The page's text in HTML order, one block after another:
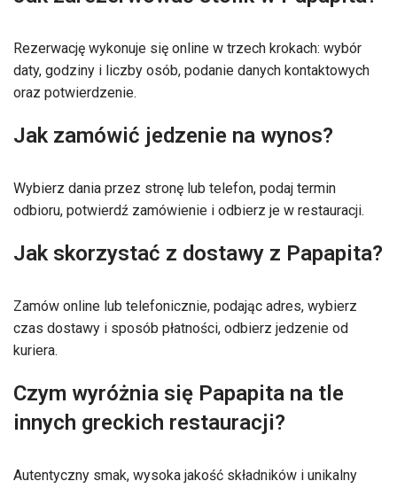
Rezerwację wykonuje się online w trzech krokach: wybór
daty, godziny i liczby osób, podanie danych kontaktowych
oraz potwierdzenie.
Jak zamówić jedzenie na wynos?
Wybierz dania przez stronę lub telefon, podaj termin
odbioru, potwierdź zamówienie i odbierz je w restauracji.
Jak skorzystać z dostawy z Papapita?
Zamów online lub telefonicznie, podając adres, wybierz
czas dostawy i sposób płatności, odbierz jedzenie od
kuriera.
Czym wyróżnia się Papapita na tle
innych greckich restauracji?
Autentyczny smak, wysoka jakość składników i unikalny